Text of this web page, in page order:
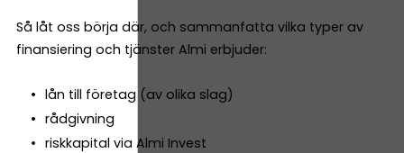
Så låt oss börja där, och sammanfatta vilka typer av
finansiering och tjänster Almi erbjuder:
lån till företag (av olika slag)
rådgivning
riskkapital via Almi Invest